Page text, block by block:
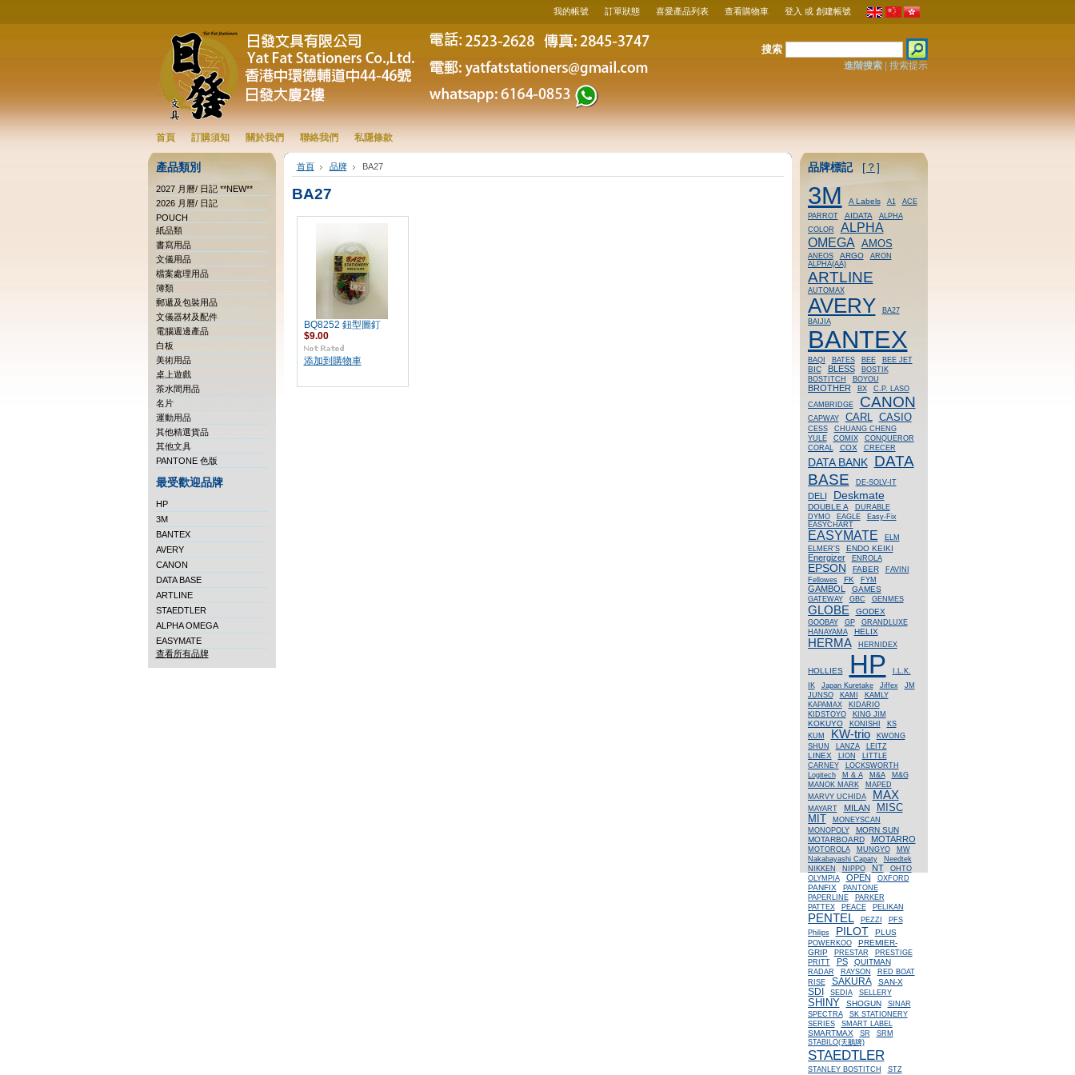
我的帳號 訂單狀態 喜愛產品列表 查看購物車 登入 或 創建帳號
搜索
進階搜索| 搜索提示
首頁 訂購須知 關於我們 聯絡我們 私隱條款
產品類別
2027 月曆/ 日記 **NEW**
2026 月曆/ 日記
POUCH
紙品類
書寫用品
文儀用品
檔案處理用品
簿類
郵遞及包裝用品
文儀器材及配件
電腦週邊產品
白板
美術用品
桌上遊戲
茶水間用品
名片
運動用品
其他精選貨品
其他文具
PANTONE 色版
最受歡迎品牌
HP
3M
BANTEX
AVERY
CANON
DATA BASE
ARTLINE
STAEDTLER
ALPHA OMEGA
EASYMATE
查看所有品牌
首頁 品牌 BA27
BA27
BQ8252 鈕型圖釘
$9.00
添加到購物車
品牌標記 [？]
3M A Labels A1
ACE
PARROT
AIDATA
ALPHA
COLOR
ALPHA
OMEGA AMOS
ANEOS ARGO
ARON
ALPHA(AA)
ARTLINE
AUTOMAX
AVERY
BA27
BAIJIA
BANTEX
BAQI BATES BEE BEE JET
BIC BLESS
BOSTIK
BOSTITCH
BOYOU
BROTHER BX
C.P. LASO
CAMBRIDGE
CANON
CAPWAY CARL CASIO
CESS
CHUANG CHENG
YULE
COMIX
CONQUEROR
CORAL
COX CRECER
DATA BANK DATA
BASE
DE-SOLV-IT
DELI Deskmate
DOUBLE A
DURABLE
DYMO
EAGLE
Easy-Fix
EASYCHART
EASYMATE
ELM
ELMER'S
ENDO KEIKI
Energizer ENROLA
EPSON FABER
FAVINI
Fellowes
FK FYM
GAMBOL GAMES
GATEWAY GBC GENMES
GLOBE GODEX
GOOBAY GP
GRANDLUXE
HANAYAMA
HELIX
HERMA HERNIDEX
HOLLIES HP
I.L.K.
IK
Japan Kuretake Jiffex
JM
JUNSO
KAMI
KAMLY
KAPAMAX
KIDARIO
KIDSTOYO
KING JIM
KOKUYO KONISHI
KS
KUM
KW-trio
KWONG
SHUN
LANZA LEITZ
LINEX LION
LITTLE
CARNEY
LOCKSWORTH
Logitech
M & A M&A
M&G
MANOK MARK
MAPED
MARVY UCHIDA
MAX
MAYART MILAN MISC
MIT
MONEYSCAN
MONOPOLY
MORN SUN
MOTARBOARD
MOTARRO
MOTOROLA MUNGYO
MW
Nakabayashi Capaty
Needtek
NIKKEN
NIPPO NT
OHTO
OLYMPIA
OPEN OXFORD
PANFIX
PANTONE
PAPERLINE
PARKER
PATTEX
PEACE PELIKAN
PENTEL PEZZI
PFS
Philips
PILOT PLUS
POWERKOO
PREMIER-
GRIP
PRESTAR
PRESTIGE
PRITT
PS QUITMAN
RADAR RAYSON
RED BOAT
RISE
SAKURA SAN-X
SDI SEDIA SELLERY
SHINY SHOGUN
SINAR
SPECTRA
SK STATIONERY
SERIES
SMART LABEL
SMARTMAX SR
SRM
STABILO(天鵝牌)
STAEDTLER
STANLEY BOSTITCH STZ